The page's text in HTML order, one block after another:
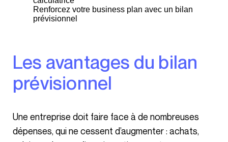
Renforcez votre business plan avec un bilan
prévisionnel
Les avantages du bilan
prévisionnel
Une entreprise doit faire face à de nombreuses
dépenses, qui ne cessent d’augmenter : achats,